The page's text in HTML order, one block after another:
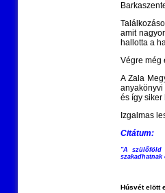
amit
hallotta a
Végre még
A Zala
és így siker
Izgalmas
Citátum:
"A szülőföld
szakadhatnak
Húsvét elött